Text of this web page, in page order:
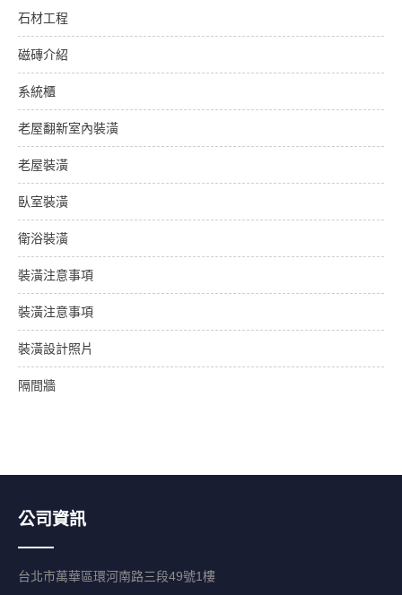
石材工程
磁磚介紹
系統櫃
老屋翻新室內裝潢
老屋裝潢
臥室裝潢
衛浴裝潢
裝潢注意事項
裝潢注意事項
裝潢設計照片
隔間牆
公司資訊
台北市萬華區環河南路三段49號1樓